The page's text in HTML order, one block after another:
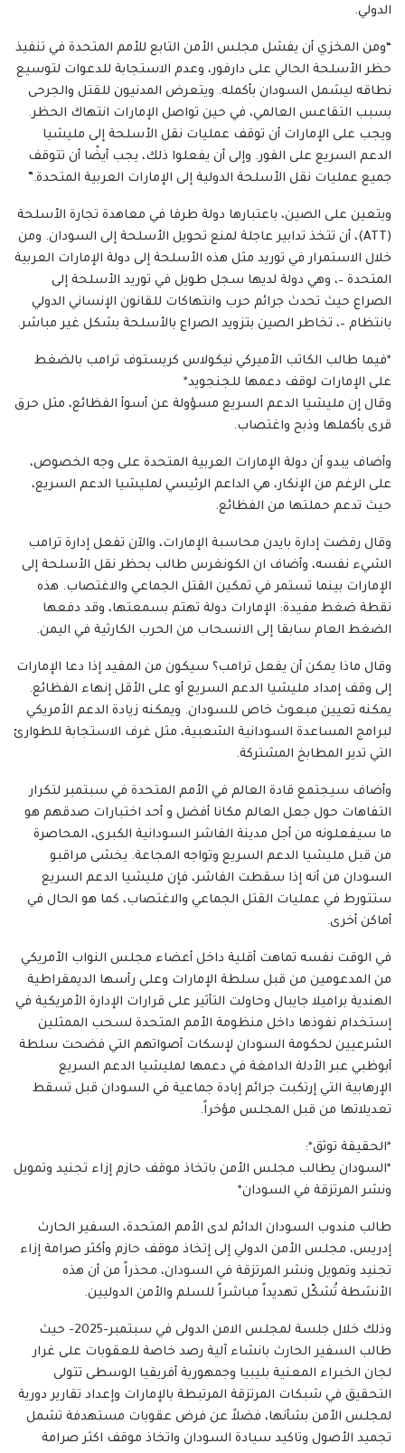
الدولي.
“ومن المخزي أن يفشل مجلس الأمن التابع للأمم المتحدة في تنفيذ
حظر الأسلحة الحالي على دارفور، وعدم الاستجابة للدعوات لتوسيع
نطاقه ليشمل السودان بأكمله. ويتعرض المدنيون للقتل والجرحى
بسبب التقاعس العالمي، في حين تواصل الإمارات انتهاك الحظر.
ويجب على الإمارات أن توقف عمليات نقل الأسلحة إلى مليشيا
الدعم السريع على الفور. وإلى أن يفعلوا ذلك، يجب أيضًا أن تتوقف
جميع عمليات نقل الأسلحة الدولية إلى الإمارات العربية المتحدة.”
ويتعين على الصين، باعتبارها دولة طرفا في معاهدة تجارة الأسلحة
(ATT)، أن تتخذ تدابير عاجلة لمنع تحويل الأسلحة إلى السودان. ومن
خلال الاستمرار في توريد مثل هذه الأسلحة إلى دولة الإمارات العربية
المتحدة –، وهي دولة لديها سجل طويل في توريد الأسلحة إلى
الصراع حيث تحدث جرائم حرب وانتهاكات للقانون الإنساني الدولي
بانتظام –، تخاطر الصين بتزويد الصراع بالأسلحة بشكل غير مباشر.
*فيما طالب الكاتب الأميركي نيكولاس كريستوف ترامب بالضغط
على الإمارات لوقف دعمها للجنجويد*
وقال إن مليشيا الدعم السريع مسؤولة عن أسوأ الفظائع، مثل حرق
قرى بأكملها وذبح واغتصاب.
وأضاف يبدو أن دولة الإمارات العربية المتحدة على وجه الخصوص،
على الرغم من الإنكار، هي الداعم الرئيسي لمليشيا الدعم السريع،
حيث تدعم حملتها من الفظائع.
وقال رفضت إدارة بايدن محاسبة الإمارات، والآن تفعل إدارة ترامب
الشيء نفسه، وأضاف ان الكونغرس طالب بحظر نقل الأسلحة إلى
الإمارات بينما تستمر في تمكين القتل الجماعي والاغتصاب. هذه
نقطة ضغط مفيدة: الإمارات دولة تهتم بسمعتها، وقد دفعها
الضغط العام سابقا إلى الانسحاب من الحرب الكارثية في اليمن.
وقال ماذا يمكن أن يفعل ترامب؟ سيكون من المفيد إذا دعا الإمارات
إلى وقف إمداد مليشيا الدعم السريع أو على الأقل إنهاء الفظائع.
يمكنه تعيين مبعوث خاص للسودان. ويمكنه زيادة الدعم الأمريكي
لبرامج المساعدة السودانية الشعبية، مثل غرف الاستجابة للطوارئ
التي تدير المطابخ المشتركة.
وأضاف سيجتمع قادة العالم في الأمم المتحدة في سبتمبر لتكرار
التفاهات حول جعل العالم مكانا أفضل و أحد اختبارات صدقهم هو
ما سيفعلونه من أجل مدينة الفاشر السودانية الكبرى، المحاصرة
من قبل مليشيا الدعم السريع وتواجه المجاعة. يخشى مراقبو
السودان من أنه إذا سقطت الفاشر، فإن مليشيا الدعم السريع
ستتورط في عمليات القتل الجماعي والاغتصاب، كما هو الحال في
أماكن أخرى.
في الوقت نفسه تماهت أقلية داخل أعضاء مجلس النواب الأمريكي
من المدعومين من قبل سلطة الإمارات وعلى رأسها الديمقراطية
الهندية براميلا جايبال وحاولت التأثير على قرارات الإدارة الأمريكية في
إستخدام نفوذها داخل منظومة الأمم المتحدة لسحب الممثلين
الشرعيين لحكومة السودان لإسكات أصواتهم التي فضحت سلطة
أبوظبي عبر الأدلة الدامغة في دعمها لمليشيا الدعم السريع
الإرهابية التي إرتكبت جرائم إبادة جماعية في السودان قبل تسقط
تعديلاتها من قبل المجلس مؤخراً.
*الحقيقة توثق*:
*السودان يطالب مجلس الأمن باتخاذ موقف حازم إزاء تجنيد وتمويل
ونشر المرتزقة في السودان*
طالب مندوب السودان الدائم لدى الأمم المتحدة، السفير الحارث
إدريس، مجلس الأمن الدولي إلى إتخاذ موقف حازم وأكثر صرامة إزاء
تجنيد وتمويل ونشر المرتزقة في السودان، محذراً من أن هذه
الأنشطة تُشكّل تهديداً مباشراً للسلم والأمن الدوليين.
وذلك خلال جلسة لمجلس الامن الدولى في سبتمبر-2025- حيث
طالب السفير الحارث بانشاء آلية رصد خاصة للعقوبات على غرار
لجان الخبراء المعنية بليبيا وجمهورية أفريقيا الوسطى تتولى
التحقيق في شبكات المرتزقة المرتبطة بالإمارات وإعداد تقارير دورية
لمجلس الأمن بشأنها، فضلاً عن فرض عقوبات مستهدفة تشمل
تجميد الأصول وتاكيد سيادة السودان واتخاذ موقف اكثر صرامة